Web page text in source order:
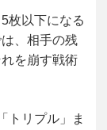
枚以下になる
、相手の残
を崩す戦術
トリプル」ま